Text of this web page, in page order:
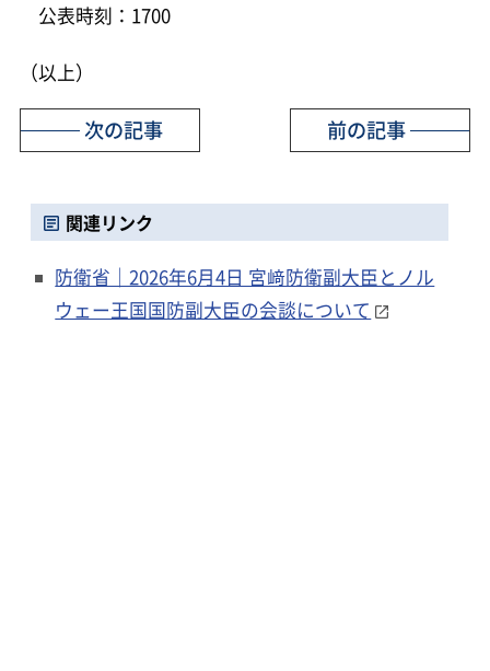
公表時刻：1700
（以上）
前の記事
次の記事
関連リンク
防衛省｜2026年6月4日 宮﨑防衛副大臣とノル
ウェー王国国防副大臣の会談について